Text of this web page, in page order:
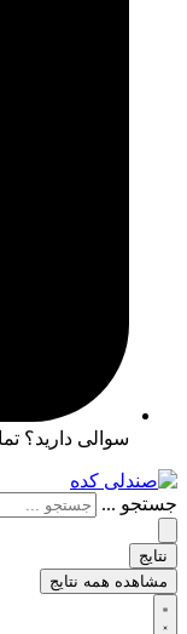
سوالی دارید؟
جستجو ...
نتایج
مشاهده همه نتایج